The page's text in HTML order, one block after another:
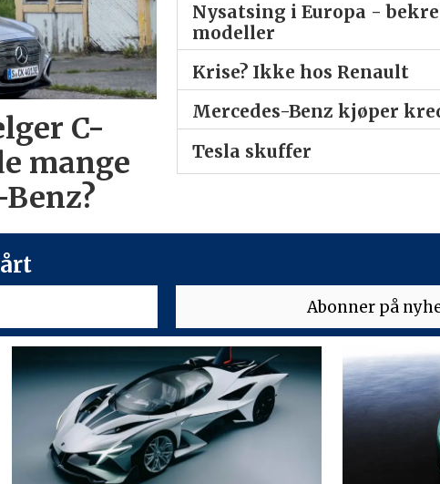
C-
mange
Nysatsing i Europa -
modeller
Krise? Ikke hos Renault
Mercedes-Benz kjøper
Tesla skuffer